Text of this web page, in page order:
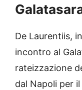
De Laurentiis,
incontro al
rateizzazione
dal Napoli per